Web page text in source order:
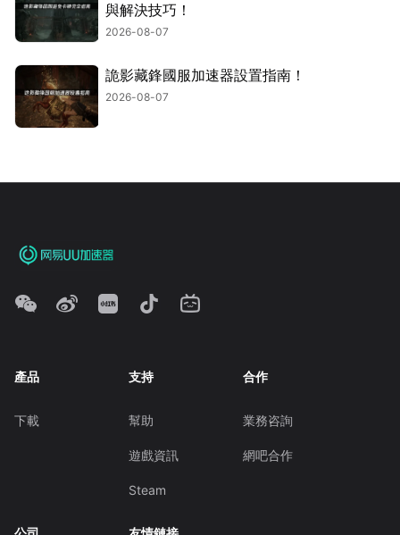
與解決技巧！
2026-08-07
詭影藏鋒國服加速器設置指南！
2026-08-07
產品
下載
支持
幫助
遊戲資訊
Steam
合作
業務咨詢
網吧合作